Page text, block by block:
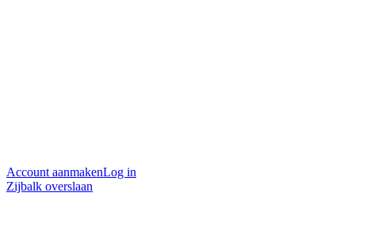
Account aanmakenLog in
Zijbalk overslaan